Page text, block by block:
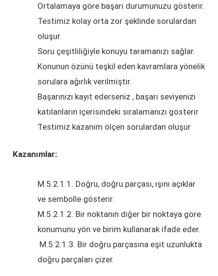
Ortalamaya göre başarı durumunuzu gösterir.
Testimiz kolay orta zor şeklinde sorulardan
oluşur
Soru çeşitliliğiyle konuyu taramanızı sağlar.
Konunun özünü teşkil eden kavramlara yönelik
sorulara ağırlık verilmiştir.
Başarınızı kayıt ederseniz , başarı seviyenizi
katılanların içerisindeki sıralamanızı gösterir
Testimiz kazanım ölçen sorulardan oluşur
Kazanımlar:
M.5.2.1.1. Doğru, doğru parçası, ışını açıklar
ve sembolle gösterir.
M.5.2.1.2. Bir noktanın diğer bir noktaya göre
konumunu yön ve birim kullanarak ifade eder.
M.5.2.1.3. Bir doğru parçasına eşit uzunlukta
doğru parçaları çizer.